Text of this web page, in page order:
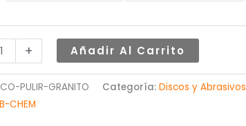
+ Añadir Al Carrito
PULIR-GRANITO Categoría:Discos y Abrasivos
B-CHEM